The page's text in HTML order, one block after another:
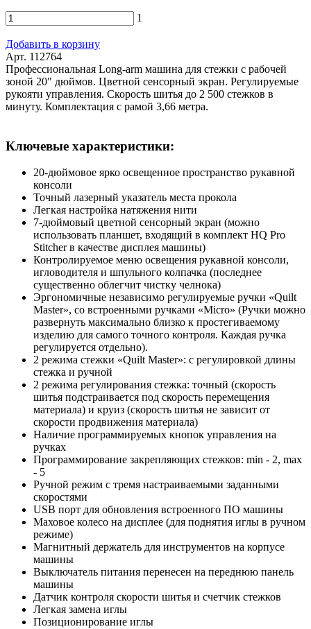
1
Добавить в корзину
Арт. 112764
Профессиональная Long-arm машина для стежки с рабочей
зоной 20" дюймов. Цветной сенсорный экран. Регулируемые
рукояти управления. Скорость шитья до 2 500 стежков в
минуту. Комплектация с рамой 3,66 метра.
Ключевые характеристики:
20-дюймовое ярко освещенное пространство рукавной
консоли
Точный лазерный указатель места прокола
Легкая настройка натяжения нити
7-дюймовый цветной сенсорный экран (можно
использовать планшет, входящий в комплект HQ Pro
Stitcher в качестве дисплея машины)
Контролируемое меню освещения рукавной консоли,
игловодителя и шпульного колпачка (последнее
существенно облегчит чистку челнока)
Эргономичные независимо регулируемые ручки «Quilt
Master», со встроенными ручками «Micro» (Ручки можно
развернуть максимально близко к простегиваемому
изделию для самого точного контроля. Каждая ручка
регулируется отдельно).
2 режима стежки «Quilt Master»: с регулировкой длины
стежка и ручной
2 режима регулирования стежка: точный (скорость
шитья подстраивается под скорость перемещения
материала) и круиз (скорость шитья не зависит от
скорости продвижения материала)
Наличие программируемых кнопок управления на
ручках
Программирование закрепляющих стежков: min - 2, max
- 5
Ручной режим с тремя настраиваемыми заданными
скоростями
USB порт для обновления встроенного ПО машины
Маховое колесо на дисплее (для поднятия иглы в ручном
режиме)
Магнитный держатель для инструментов на корпусе
машины
Выключатель питания перенесен на переднюю панель
машины
Датчик контроля скорости шитья и счетчик стежков
Легкая замена иглы
Позиционирование иглы